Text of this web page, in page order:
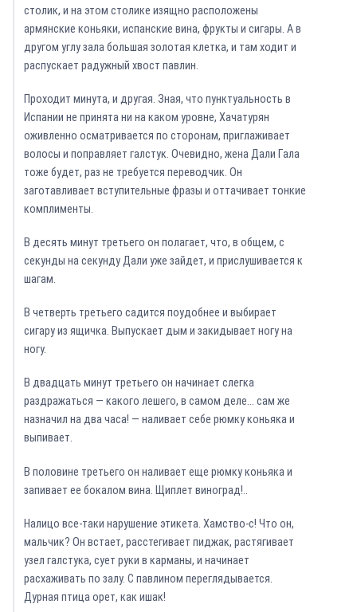
столик, и на этом столике изящно расположены
армянские коньяки, испанские вина, фрукты и сигары. А в
другом углу зала большая золотая клетка, и там ходит и
распускает радужный хвост павлин.
Проходит минута, и другая. Зная, что пунктуальность в
Испании не принята ни на каком уровне, Хачатурян
оживленно осматривается по сторонам, приглаживает
волосы и поправляет галстук. Очевидно, жена Дали Гала
тоже будет, раз не требуется переводчик. Он
заготавливает вступительные фразы и оттачивает тонкие
комплименты.
В десять минут третьего он полагает, что, в общем, с
секунды на секунду Дали уже зайдет, и прислушивается к
шагам.
В четверть третьего садится поудобнее и выбирает
сигару из ящичка. Выпускает дым и закидывает ногу на
ногу.
В двадцать минут третьего он начинает слегка
раздражаться — какого лешего, в самом деле… сам же
назначил на два часа! — наливает себе рюмку коньяка и
выпивает.
В половине третьего он наливает еще рюмку коньяка и
запивает ее бокалом вина. Щиплет виноград!..
Налицо все-таки нарушение этикета. Хамство-с! Что он,
мальчик? Он встает, расстегивает пиджак, растягивает
узел галстука, сует руки в карманы, и начинает
расхаживать по залу. С павлином переглядывается.
Дурная птица орет, как ишак!